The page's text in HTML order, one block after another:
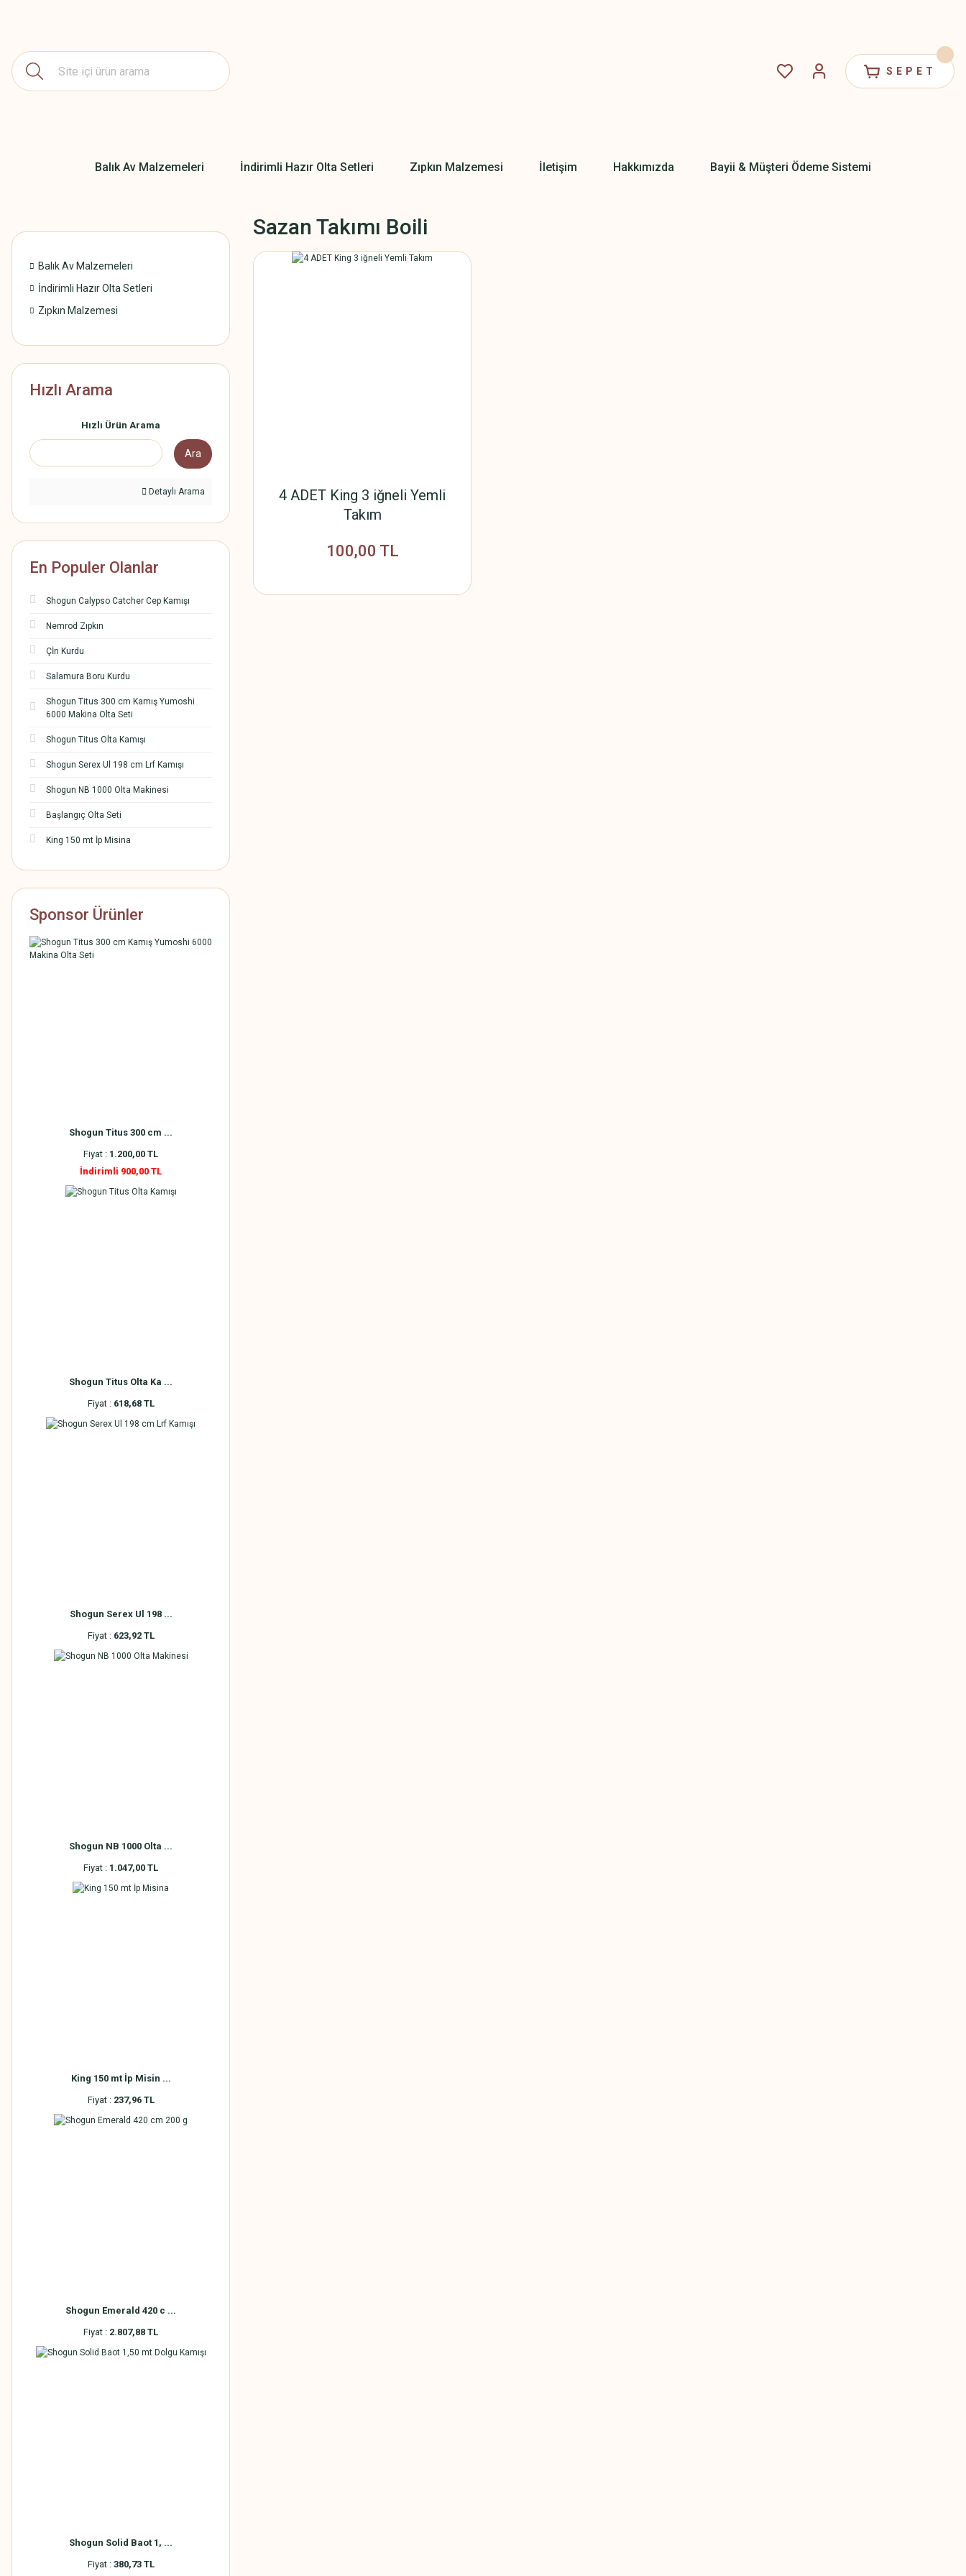
SEPET
Balık Av Malzemeleri İndirimli Hazır Olta Setleri Zıpkın Malzemesi İletişim Hakkımızda Bayii & Müşteri Ödeme Sistemi
Balık Av Malzemeleri
İndirimli Hazır Olta Setleri
Zıpkın Malzemesi
Hızlı Arama
Hızlı Ürün Arama
Ara
Detaylı Arama
En Populer Olanlar
Shogun Calypso Catcher Cep Kamışı
Nemrod Zıpkın
Çİn Kurdu
Salamura Boru Kurdu
Shogun Titus 300 cm Kamış Yumoshi
6000 Makina Olta Seti
Shogun Titus Olta Kamışı
Shogun Serex Ul 198 cm Lrf Kamışı
Shogun NB 1000 Olta Makinesi
Başlangıç Olta Seti
King 150 mt İp Misina
Sponsor Ürünler
Shogun Titus 300 cm ...
Fiyat : 1.200,00 TL
İndirimli 900,00 TL
Shogun Titus Olta Ka ...
Fiyat : 618,68 TL
Shogun Serex Ul 198 ...
Fiyat : 623,92 TL
Shogun NB 1000 Olta ...
Fiyat : 1.047,00 TL
King 150 mt İp Misin ...
Fiyat : 237,96 TL
Shogun Emerald 420 c ...
Fiyat : 2.807,88 TL
Shogun Solid Baot 1, ...
Fiyat : 380,73 TL
Sazan Takımı Boili
4 ADET King 3 iğneli Yemli
Takım
100,00 TL